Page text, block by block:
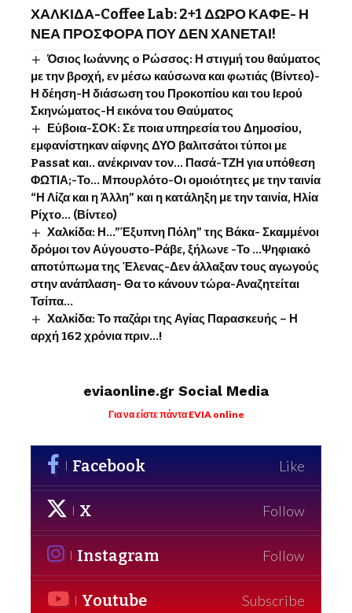
ΧΑΛΚΙΔΑ-Coffee Lab: 2+1 ΔΩΡΟ ΚΑΦΕ- Η
ΝΕΑ ΠΡΟΣΦΟΡΑ ΠΟΥ ΔΕΝ ΧΑΝΕΤΑΙ!
Όσιος Ιωάννης o Ρώσσος: Η στιγμή του θαύματος
με την βροχή, εν μέσω καύσωνα και φωτιάς (Βίντεο)-
Η δέηση-Η διάσωση του Προκοπίου και του Ιερού
Σκηνώματος-Η εικόνα του Θαύματος
Εύβοια-ΣΟΚ: Σε ποια υπηρεσία του Δημοσίου,
εμφανίστηκαν αίφνης ΔΥΟ βαλιτσάτοι τύποι με
Passat και.. ανέκριναν τον… Πασά-ΤΖΗ για υπόθεση
ΦΩΤΙΑ;-Το… Μπουρλότο-Οι ομοιότητες με την ταινία
“Η Λίζα και η Άλλη” και η κατάληξη με την ταινία, Ηλία
Ρίχτο… (Βίντεο)
Χαλκίδα: Η…”Έξυπνη Πόλη” της Βάκα- Σκαμμένοι
δρόμοι τον Αύγουστο-Ράβε, ξήλωνε -Το …Ψηφιακό
αποτύπωμα της Έλενας-Δεν άλλαξαν τους αγωγούς
στην ανάπλαση- Θα το κάνουν τώρα-Αναζητείται
Τσίπα…
Χαλκίδα: Το παζάρι της Αγίας Παρασκευής – Η
αρχή 162 χρόνια πριν…!
eviaonline.gr Social Media
Για να είστε πάντα EVIA online
Facebook Like
X Follow
Instagram Follow
Youtube Subscribe